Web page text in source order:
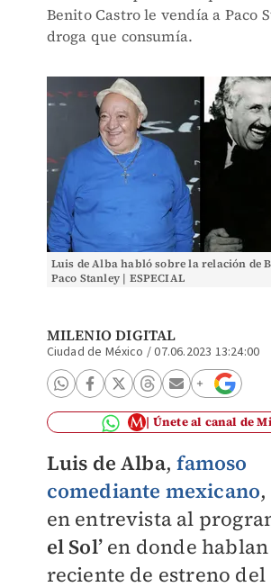
Benito Castro le vendía a Paco
droga que consumía.
Luis de Alba habló sobre la relación de
Paco Stanley | ESPECIAL
MILENIO DIGITAL
Ciudad de México /07.06.2023 13:24:00
Únete al canal de
Luis de Alba,famoso
comediante mexicano
en entrevista al
el Sol’en donde
reciente de estreno del